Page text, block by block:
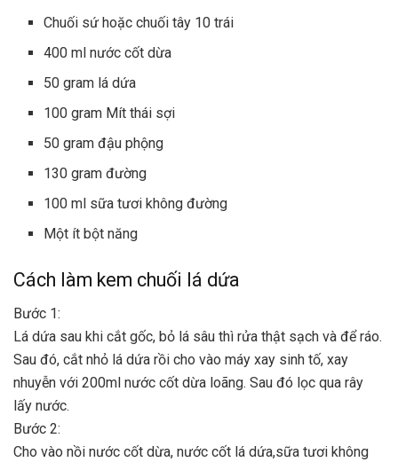
Chuối sứ hoặc chuối tây 10 trái
400 ml nước cốt dừa
50 gram lá dứa
100 gram Mít thái sợi
50 gram đậu phộng
130 gram đường
100 ml sữa tươi không đường
Một ít bột năng
Cách làm kem chuối lá dứa
Bước 1:
Lá dứa sau khi cắt gốc, bỏ lá sâu thì rửa thật sạch và để ráo.
Sau đó, cắt nhỏ lá dứa rồi cho vào máy xay sinh tố, xay
nhuyễn với 200ml nước cốt dừa loãng. Sau đó lọc qua rây
lấy nước.
Bước 2:
Cho vào nồi nước cốt dừa, nước cốt lá dứa,sữa tươi không